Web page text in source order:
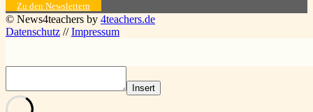
Zu den Newslettern
© News4teachers by 4teachers.de
Datenschutz //Impressum
Insert